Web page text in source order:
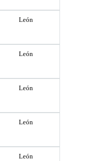
León
León
León
León
León